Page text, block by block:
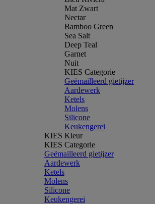
Mat Zwart
Nectar
Bamboo Green
Sea Salt
Deep Teal
Garnet
Nuit
KIES Categorie
Geëmailleerd gietijzer
Aardewerk
Ketels
Molens
Silicone
Keukengerei
KIES Kleur
KIES Categorie
Geëmailleerd gietijzer
Aardewerk
Ketels
Molens
Silicone
Keukengerei